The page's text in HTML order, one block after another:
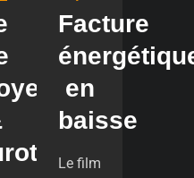
Facture
en
baisse
Le film